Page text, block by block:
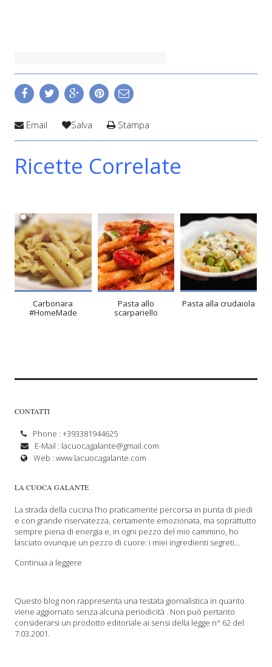
Email Salva Stampa
Ricette Correlate
Carbonara
#HomeMade
Pasta allo
scarpariello
Pasta alla crudaiola
CONTATTI
Phone : +393381944625
E-Mail : lacuocagalante@gmail.com
Web :www.lacuocagalante.com
LA CUOCA GALANTE
La strada della cucina l’ho praticamente percorsa in punta di piedi
e con grande riservatezza, certamente emozionata, ma soprattutto
sempre piena di energia e, in ogni pezzo del mio cammino, ho
lasciato ovunque un pezzo di cuore: i miei ingredienti segreti...
Continua a leggere
Questo blog non rappresenta una testata giornalistica in quanto
viene aggiornato senza alcuna periodicità . Non può pertanto
considerarsi un prodotto editoriale ai sensi della legge n° 62 del
7.03.2001.